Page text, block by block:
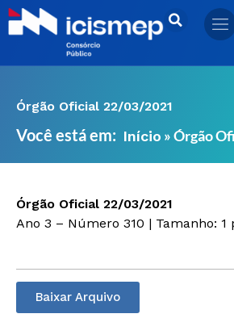
Ir
para
Órgão Oficial 22/03/2021
Você está em: Início »Órgão
Órgão Oficial 22/03/2021
Ano 3 – Número 310 | Tamanho: 1
Baixar Arquivo